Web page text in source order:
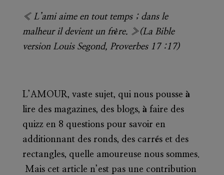
« L’ami aime en tout temps ; dans le
malheur il devient un frère. »(La Bible
version Louis Segond, Proverbes 17 :17)
L’AMOUR, vaste sujet, qui nous pousse à
lire des magazines, des blogs, à faire des
quizz en 8 questions pour savoir en
additionnant des ronds, des carrés et des
rectangles, quelle amoureuse nous sommes.
Mais cet article n’est pas une contribution